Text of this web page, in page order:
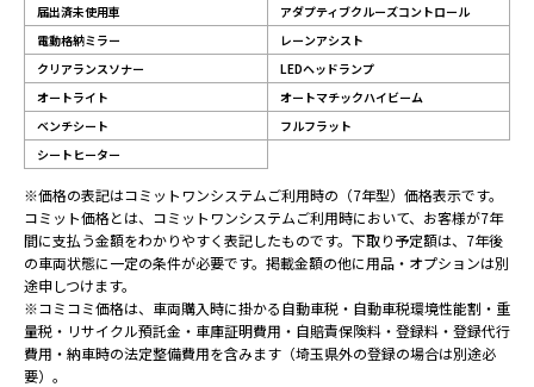
届出済未使用車
アダプティブクルーズコントロール
電動格納ミラー
レーンアシスト
クリアランスソナー
LEDヘッドランプ
オートライト
オートマチックハイビーム
ベンチシート
フルフラット
シートヒーター
※価格の表記はコミットワンシステムご利用時の（7年型）価格表示です。
コミット価格とは、コミットワンシステムご利用時において、お客様が7年
間に支払う金額をわかりやすく表記したものです。下取り予定額は、7年後
の車両状態に一定の条件が必要です。掲載金額の他に用品・オプションは別
途申しつけます。
※コミコミ価格は、車両購入時に掛かる自動車税・自動車税環境性能割・重
量税・リサイクル預託金・車庫証明費用・自賠責保険料・登録料・登録代行
費用・納車時の法定整備費用を含みます（埼玉県外の登録の場合は別途必
要）。